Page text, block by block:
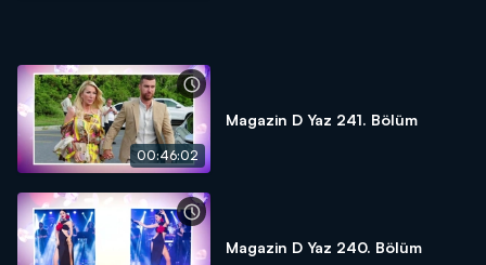
00:46:02
Magazin D Yaz 241. Bölüm
Magazin D Yaz 240. Bölüm